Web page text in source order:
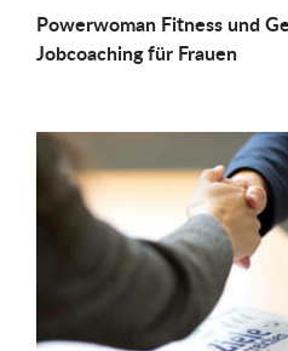
Powerwoman Fitness und
Job­coaching für Frauen